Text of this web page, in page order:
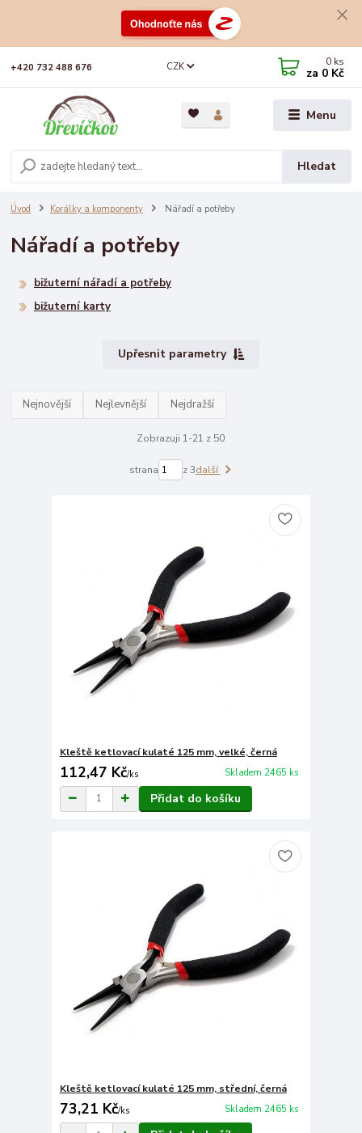
Menu
CZK
Hledat
+420 732 488 676 0 ks
za 0 Kč
Úvod Korálky a komponenty Nářadí a potřeby
Nářadí a potřeby
bižuterní nářadí a potřeby
bižuterní karty
Upřesnit parametry
Nejnovější Nejlevnější Nejdražší
Zobrazuji 1-21 z 50
strana z 3další
Kleště ketlovací kulaté 125 mm, velké, černá
112,47 Kč/ks Skladem 2465 ks
Přidat do košíku
Kleště ketlovací kulaté 125 mm, střední, černá
73,21 Kč/ks Skladem 2465 ks